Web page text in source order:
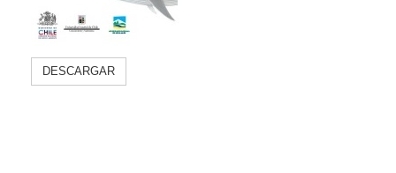
DESCARGAR